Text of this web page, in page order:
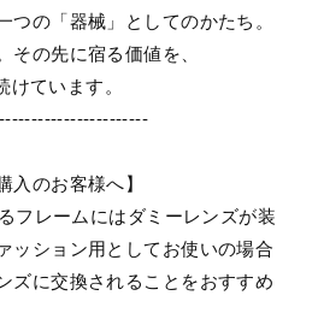
つの「器械」としてのかたち。
その先に宿る価値を、
ています。
入のお客様へ】
フレームにはダミーレンズが装
ッション用としてお使いの場合
ズに交換されることをおすすめ